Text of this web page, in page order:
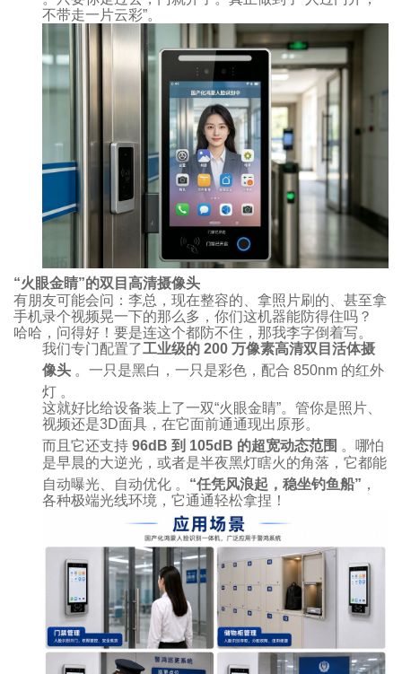
不带走一片云彩”。
“火眼金睛”的双目高清摄像头
有朋友可能会问：李总，现在整容的、拿照片刷的、甚至拿
手机录个视频晃一下的那么多，你们这机器能防得住吗？
哈哈，问得好！要是连这个都防不住，那我李字倒着写。
我们专门配置了工业级的 200 万像素高清双目活体摄
像头 。一只是黑白，一只是彩色，配合 850nm 的红外
灯 。
这就好比给设备装上了一双“火眼金睛”。管你是照片、
视频还是3D面具，在它面前通通现出原形。
而且它还支持 96dB 到 105dB 的超宽动态范围 。哪怕
是早晨的大逆光，或者是半夜黑灯瞎火的角落，它都能
自动曝光、自动优化 。 “任凭风浪起，稳坐钓鱼船” ，
各种极端光线环境，它通通轻松拿捏！